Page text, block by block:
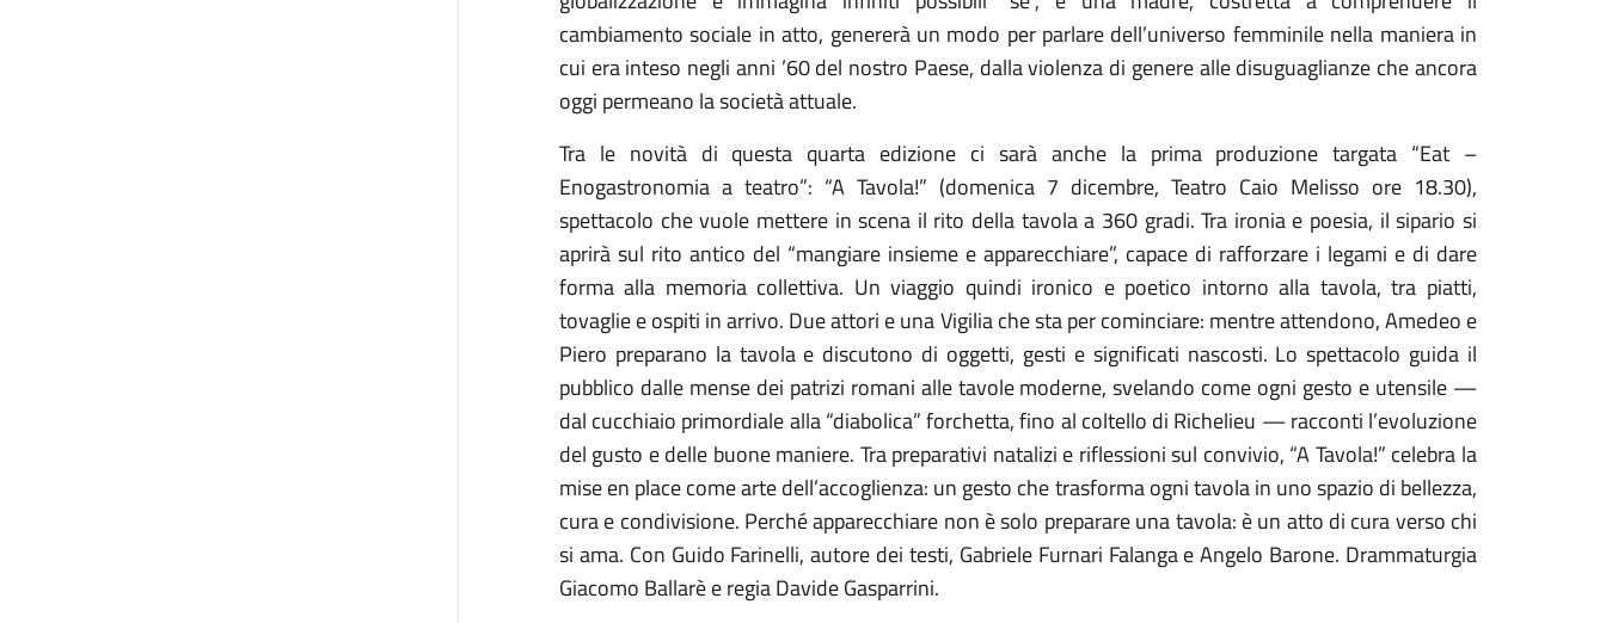
cambiamento sociale in atto, genererà un modo per parlare dell’universo femminile nella maniera in
cui era inteso negli anni ’60 del nostro Paese, dalla violenza di genere alle disuguaglianze che ancora
oggi permeano la società attuale.
Tra le novità di questa quarta edizione ci sarà anche la prima produzione targata “Eat –
Enogastronomia a teatro”: “A Tavola!” (domenica 7 dicembre, Teatro Caio Melisso ore 18.30),
spettacolo che vuole mettere in scena il rito della tavola a 360 gradi. Tra ironia e poesia, il sipario si
aprirà sul rito antico del “mangiare insieme e apparecchiare”, capace di rafforzare i legami e di dare
forma alla memoria collettiva. Un viaggio quindi ironico e poetico intorno alla tavola, tra piatti,
tovaglie e ospiti in arrivo. Due attori e una Vigilia che sta per cominciare: mentre attendono, Amedeo e
Piero preparano la tavola e discutono di oggetti, gesti e significati nascosti. Lo spettacolo guida il
pubblico dalle mense dei patrizi romani alle tavole moderne, svelando come ogni gesto e utensile —
dal cucchiaio primordiale alla “diabolica” forchetta, fino al coltello di Richelieu — racconti l’evoluzione
del gusto e delle buone maniere. Tra preparativi natalizi e riflessioni sul convivio, “A Tavola!” celebra la
mise en place come arte dell’accoglienza: un gesto che trasforma ogni tavola in uno spazio di bellezza,
cura e condivisione. Perché apparecchiare non è solo preparare una tavola: è un atto di cura verso chi
si ama. Con Guido Farinelli, autore dei testi, Gabriele Furnari Falanga e Angelo Barone. Drammaturgia
Giacomo Ballarè e regia Davide Gasparrini.